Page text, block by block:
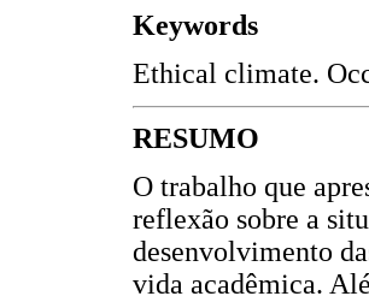
Keywords
Ethical climate.
RESUMO
O trabalho que
reflexão sobre a
desenvolvimento
vida acadêmica.